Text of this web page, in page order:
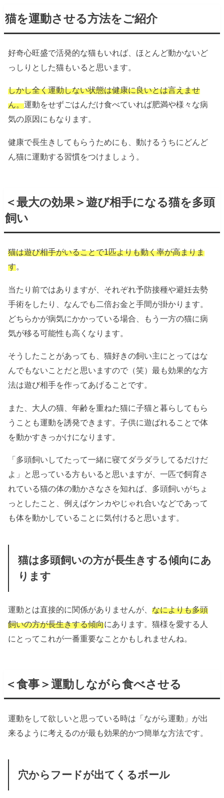
猫を運動させる方法をご紹介
好奇心旺盛で活発的な猫もいれば、ほとんど動かないど
っしりとした猫もいると思います。
しかし全く運動しない状態は健康に良いとは言えませ
ん。運動をせずごはんだけ食べていれば肥満や様々な病
気の原因にもなります。
健康で長生きしてもらうためにも、動けるうちにどんど
ん猫に運動する習慣をつけましょう。
＜最大の効果＞遊び相手になる猫を多頭
飼い
猫は遊び相手がいることで1匹よりも動く率が高まりま
す。
当たり前ではありますが、それぞれ予防接種や避妊去勢
手術をしたり、なんでも二倍お金と手間が掛かります。
どちらかが病気にかかっている場合、もう一方の猫に病
気が移る可能性も高くなります。
そうしたことがあっても、猫好きの飼い主にとってはな
んでもないことだと思いますので（笑）最も効果的な方
法は遊び相手を作ってあげることです。
また、大人の猫、年齢を重ねた猫に子猫と暮らしてもら
うことも運動を誘発できます。子供に遊ばれることで体
を動かすきっかけになります。
「多頭飼いしてたって一緒に寝てダラダラしてるだけだ
よ」と思っている方もいると思いますが、一匹で飼育さ
れている猫の体の動かさなさを知れば、多頭飼いがちょ
っとしたこと、例えばケンカやじゃれ合いなどであって
も体を動かしていることに気付けると思います。
猫は多頭飼いの方が長生きする傾向にあ
ります
運動とは直接的に関係がありませんが、なによりも多頭
飼いの方が長生きする傾向にあります。猫様を愛する人
にとってこれが一番重要なことかもしれませんね。
＜食事＞運動しながら食べさせる
運動をして欲しいと思っている時は「ながら運動」が出
来るように考えるのが最も効果的かつ簡単な方法です。
穴からフードが出てくるボール